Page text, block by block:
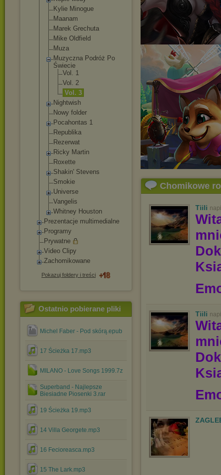
Kylie Minogue
Maanam
Marek Grechuta
Mike Oldfield
Muza
Muzyczna Podróż Po
Świecie
Vol. 1
Vol. 2
Vol. 3
Nightwish
Nowy folder
Pocahontas 1
Republika
Rezerwat
Ricky Martin
Roxette
Shakin' Stevens
Smokie
Universe
Vangelis
Whitney Houston
Prezentacje multimedialne
Programy
Prywatne
Video Clipy
Zachomikowane
Pokazuj foldery i treści
Ostatnio pobierane pliki
Michel Faber - Pod skórą.epub
17 Ścieżka 17.mp3
MILANO - Love Songs 1999.7z
Superband - Najlepsze
Biesiadne Piosenki 3.rar
19 Ścieżka 19.mp3
14 Villa Georgete.mp3
16 Fecioreasca.mp3
15 The Lark.mp3
Chomikowe
Tiili
Tiili